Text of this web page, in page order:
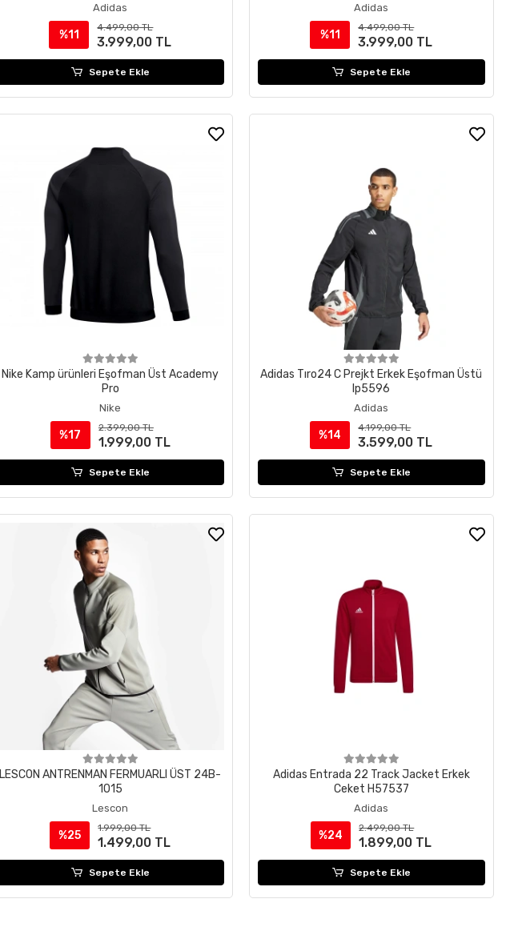
Adidas
%11
4.499,00 TL
3.999,00 TL
Sepete Ekle
Adidas
%11
4.499,00 TL
3.999,00 TL
Sepete Ekle
Nike Kamp ürünleri Eşofman Üst Academy
Pro
Nike
%17
2.399,00 TL
1.999,00 TL
Sepete Ekle
Adidas Tıro24 C Prejkt Erkek Eşofman Üstü
Ip5596
Adidas
%14
4.199,00 TL
3.599,00 TL
Sepete Ekle
LESCON ANTRENMAN FERMUARLI ÜST 24B-
1015
Lescon
%25
1.999,00 TL
1.499,00 TL
Sepete Ekle
Adidas Entrada 22 Track Jacket Erkek
Ceket H57537
Adidas
%24
2.499,00 TL
1.899,00 TL
Sepete Ekle